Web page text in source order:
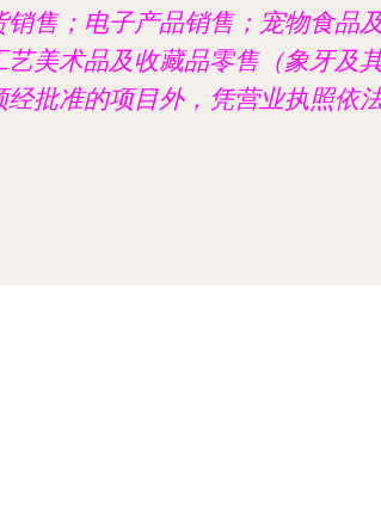
销售；电子产品销售；宠物食品
美术品及收藏品零售（象牙及
批准的项目外，凭营业执照依